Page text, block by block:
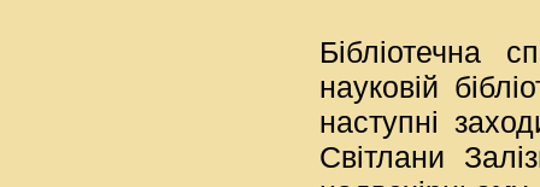
Бібліотечна
науковій
наступні
Світлани